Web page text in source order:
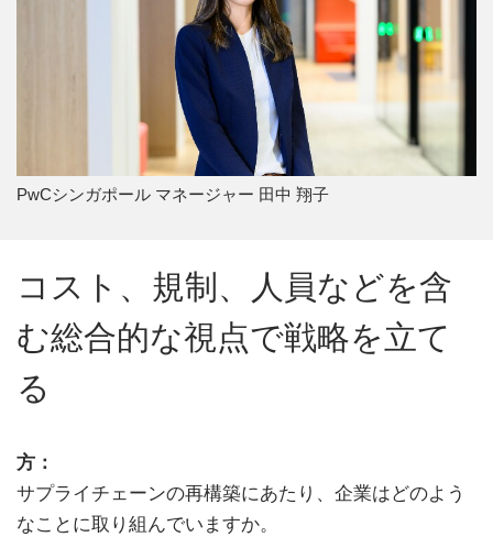
PwCシンガポール マネージャー 田中 翔子
コスト、規制、人員などを含
む総合的な視点で戦略を立て
る
方：
サプライチェーンの再構築にあたり、企業はどのよう
なことに取り組んでいますか。